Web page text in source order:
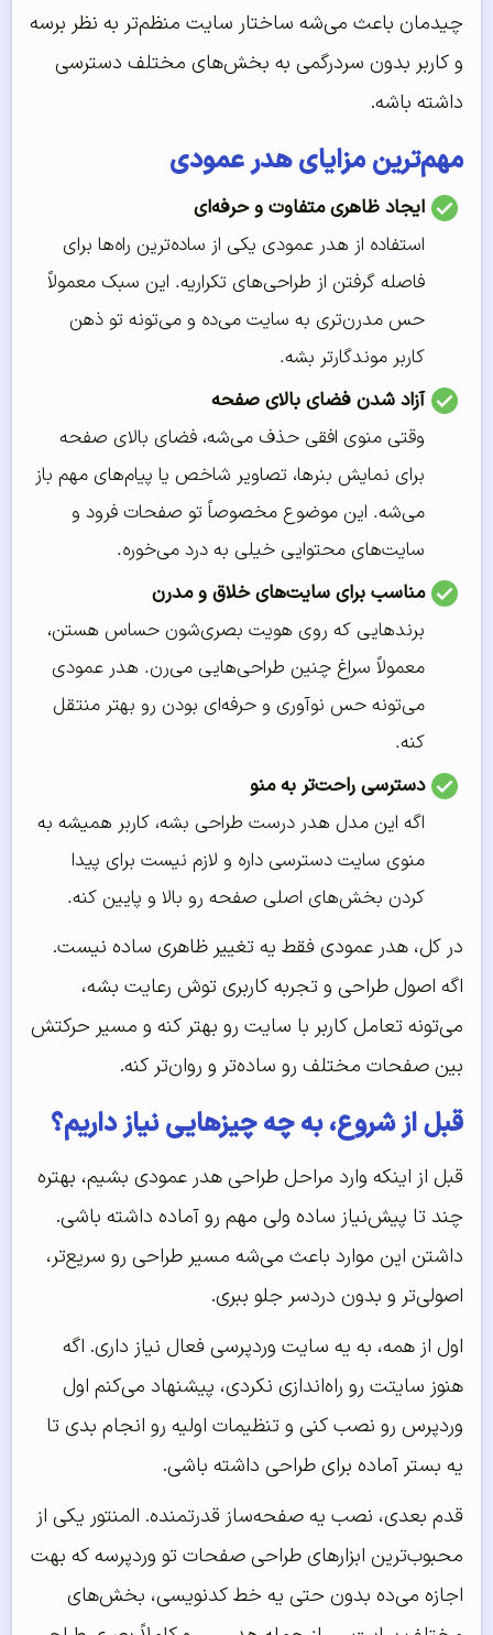
چیدمان باعث می‌شه ساختار سایت منظم‌تر به نظر برسه
و کاربر بدون سردرگمی به بخش‌های مختلف دسترسی
داشته باشه.
مهم‌ترین مزایای هدر عمودی
ایجاد ظاهری متفاوت و حرفه‌ای
استفاده از هدر عمودی یکی از ساده‌ترین راه‌ها برای
فاصله گرفتن از طراحی‌های تکراریه. این سبک معمولاً
حس مدرن‌تری به سایت می‌ده و می‌تونه تو ذهن
کاربر موندگارتر بشه.
آزاد شدن فضای بالای صفحه
وقتی منوی افقی حذف می‌شه، فضای بالای صفحه
برای نمایش بنرها، تصاویر شاخص یا پیام‌های مهم باز
می‌شه. این موضوع مخصوصاً تو صفحات فرود و
سایت‌های محتوایی خیلی به درد می‌خوره.
مناسب برای سایت‌های خلاق و مدرن
برندهایی که روی هویت بصری‌شون حساس هستن،
معمولاً سراغ چنین طراحی‌هایی می‌رن. هدر عمودی
می‌تونه حس نوآوری و حرفه‌ای بودن رو بهتر منتقل
کنه.
دسترسی راحت‌تر به منو
اگه این مدل هدر درست طراحی بشه، کاربر همیشه به
منوی سایت دسترسی داره و لازم نیست برای پیدا
کردن بخش‌های اصلی صفحه رو بالا و پایین کنه.
در کل، هدر عمودی فقط یه تغییر ظاهری ساده نیست.
اگه اصول طراحی و تجربه کاربری توش رعایت بشه،
می‌تونه تعامل کاربر با سایت رو بهتر کنه و مسیر حرکتش
بین صفحات مختلف رو ساده‌تر و روان‌تر کنه.
قبل از شروع، به چه چیزهایی نیاز داریم؟
قبل از اینکه وارد مراحل طراحی هدر عمودی بشیم، بهتره
چند تا پیش‌نیاز ساده ولی مهم رو آماده داشته باشی.
داشتن این موارد باعث می‌شه مسیر طراحی رو سریع‌تر،
اصولی‌تر و بدون دردسر جلو ببری.
اول از همه، به یه سایت وردپرسی فعال نیاز داری. اگه
هنوز سایتت رو راه‌اندازی نکردی، پیشنهاد می‌کنم اول
وردپرس رو نصب کنی و تنظیمات اولیه رو انجام بدی تا
یه بستر آماده برای طراحی داشته باشی.
قدم بعدی، نصب یه صفحه‌ساز قدرتمنده. المنتور یکی از
محبوب‌ترین ابزارهای طراحی صفحات تو وردپرسه که بهت
اجازه می‌ده بدون حتی یه خط کدنویسی، بخش‌های